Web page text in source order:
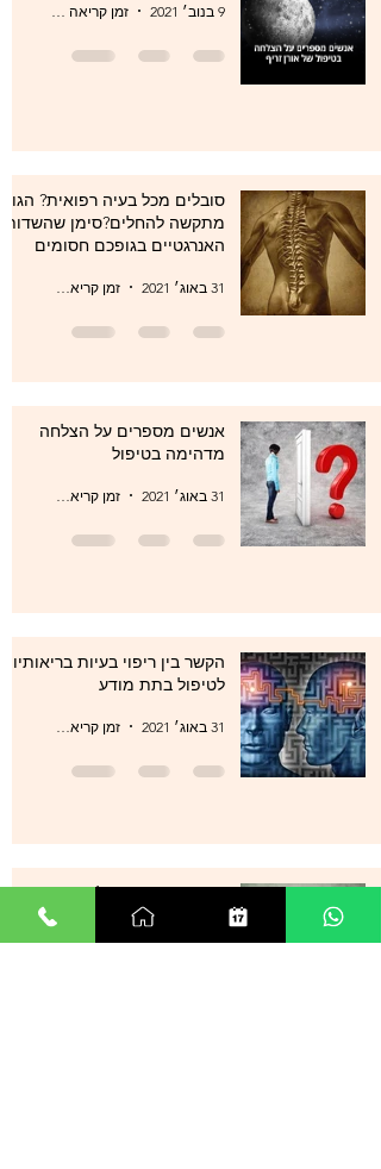
9 בנוב׳ 2021
סובלים מכל בעיה רפואית? הגוף
מתקשה להחלים?סימן שהשדות
האנרגטיים בגופכם חסומים
31 באוג׳ 2021
אנשים מספרים על הצלחה
מדהימה בטיפול
31 באוג׳ 2021
הקשר בין ריפוי בעיות בריאותיות
לטיפול בתת מודע
31 באוג׳ 2021
סטרס , מתחים , לחצים , חרדות
, עודף מחשבות ודיכאון מה עוד
ניתן לעשות?